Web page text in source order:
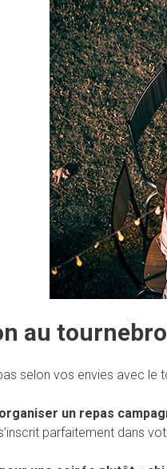
au
selon vos envies avec le
un repas
parfaitement dans